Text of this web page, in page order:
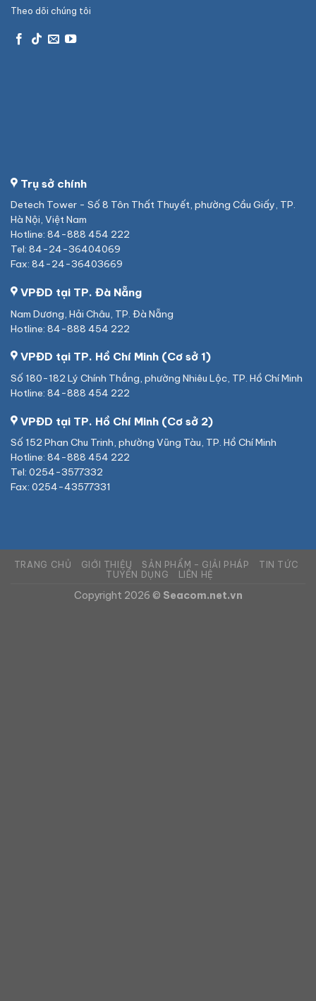
Theo dõi chúng tôi
Trụ sở chính
Detech Tower - Số 8 Tôn Thất Thuyết, phường Cầu Giấy, TP.
Hà Nội, Việt Nam
Hotline: 84-888 454 222
Tel: 84-24-36404069
Fax: 84-24-36403669
VPĐD tại TP. Đà Nẵng
Nam Dương, Hải Châu, TP. Đà Nẵng
Hotline: 84-888 454 222
VPĐD tại TP. Hồ Chí Minh (Cơ sở 1)
Số 180-182 Lý Chính Thắng, phường Nhiêu Lộc, TP. Hồ Chí Minh
Hotline: 84-888 454 222
VPĐD tại TP. Hồ Chí Minh (Cơ sở 2)
Số 152 Phan Chu Trinh, phường Vũng Tàu, TP. Hồ Chí Minh
Hotline: 84-888 454 222
Tel: 0254-3577332
Fax: 0254-43577331
TRANG CHỦ GIỚI THIỆU SẢN PHẨM – GIẢI PHÁP
TIN TỨC
TUYỂN DỤNG
LIÊN HỆ
Copyright 2026 © Seacom.net.vn